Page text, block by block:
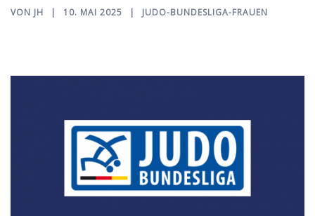
VON JH 10. MAI 2025 JUDO-BUNDESLIGA-FRAUEN